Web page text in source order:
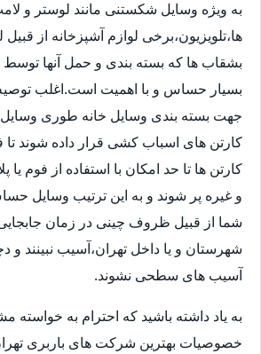
به ویژه وسایل شکستنی مانند لوستر و
ها،تلویزیون،برخی لوازم آشپزخانه از
بشقاب ها که بسته بندی و حمل آنها توسط
بسیار حساس و با اهمیت است.اغلب
جهت بسته بندی وسایل خانه طوری
کارتن های اسباب کشی قرار داده شوند
کارتن ها تا حد امکان با استفاده از فوم یا
و غیره پر شوند و به این ترتیب وسایل
شما از قبیل ظروف چینی در زمان
شهرستان و یا داخل تهران،آسیب نبینند و
آسیب های سطحی نشوند.
به یاد داشته باشید که احترام به خواسته
خصوصیات بهترین شرکت های باربری